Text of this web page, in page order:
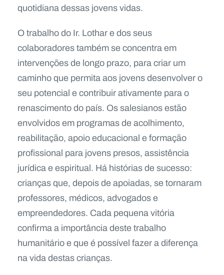
quotidiana dessas jovens vidas.
O trabalho do Ir. Lothar e dos seus
colaboradores também se concentra em
intervenções de longo prazo, para criar um
caminho que permita aos jovens desenvolver o
seu potencial e contribuir ativamente para o
renascimento do país. Os salesianos estão
envolvidos em programas de acolhimento,
reabilitação, apoio educacional e formação
profissional para jovens presos, assistência
jurídica e espiritual. Há histórias de sucesso:
crianças que, depois de apoiadas, se tornaram
professores, médicos, advogados e
empreendedores. Cada pequena vitória
confirma a importância deste trabalho
humanitário e que é possível fazer a diferença
na vida destas crianças.